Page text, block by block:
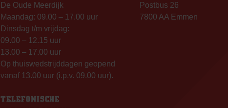
De Oude Meerdijk
Maandag: 09.00 – 17.00 uur
Dinsdag t/m vrijdag:
09.00 – 12.15 uur
13.00 – 17.00 uur
Op thuiswedstrijddagen geopend
vanaf 13.00 uur (i.p.v. 09.00 uur).
TELEFONISCHE
Postbus 26
7800 AA Emmen